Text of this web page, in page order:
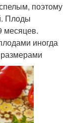
поэтому
Плоды
месяцев.
иногда